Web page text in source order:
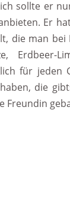
sollte er
Er
die man bei
für jeden
die
Freundin